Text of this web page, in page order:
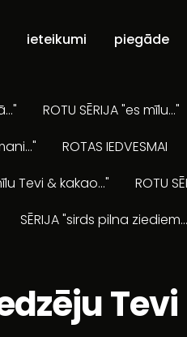
ieteikumi piegāde
ROTU SĒRIJA "es mīlu..."
ROTAS IEDVESMAI
Tevi & kakao..." ROTU
SĒRIJA "sirds pilna
Tevi